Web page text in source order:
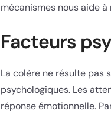
mécanismes nous aide
Facteurs
La colère ne résulte pas
psychologiques. Les
réponse émotionnelle.